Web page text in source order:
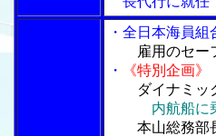
・全日本海員
雇用のセー
・
《特別企画》
ダイナミッ
内航船に
本山総務部長